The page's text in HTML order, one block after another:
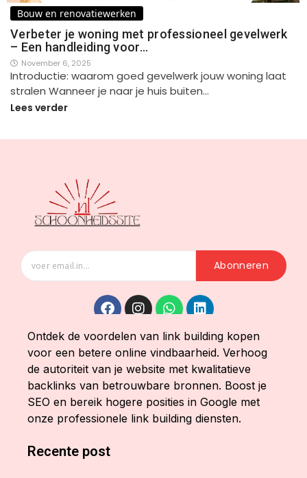
Bouw en renovatiewerken
Verbeter je woning met professioneel gevelwerk
– Een handleiding voor…
November 6, 2025
Introductie: waarom goed gevelwerk jouw woning laat
stralen Wanneer je naar je huis buiten…
Lees verder
Abonneren
Ontdek de voordelen van link building kopen
voor een betere online vindbaarheid. Verhoog
de autoriteit van je website met kwalitatieve
backlinks van betrouwbare bronnen. Boost je
SEO en bereik hogere posities in Google met
onze professionele link building diensten.
Recente post